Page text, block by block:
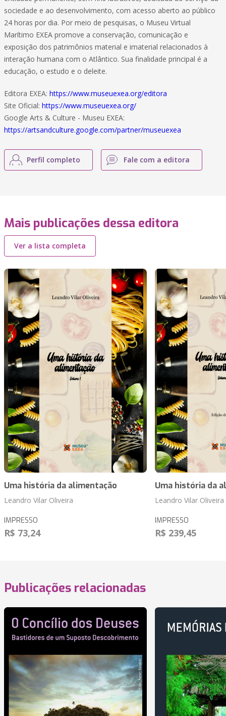
sociedade e ao desenvolvimento, com acesso aberto ao público
24 horas por dia. Por meio de pesquisas, o Museu Virtual
Marítimo EXEA promove a conservação, comunicação e
exposição dos patrimônios material e imaterial relacionados à
interação humana com o Atlântico. Sua finalidade principal é a
educação, o estudo e o deleite.
Editora EXEA: https://www.museuexea.org/editora
Site Oficial: https://www.museuexea.org/
Google Arts & Culture - Museu EXEA:
https://artsandculture.google.com/partner/museuexea
Perfil completo Fale com a editora
Mais publicações dessa editora
Ver a lista completa
Uma história da alimentação
Leandro Vilar Oliveira
IMPRESSO
R$ 73,24
Uma história da
Leandro Vilar Oliveira
IMPRESSO
R$ 239,45
Publicações relacionadas